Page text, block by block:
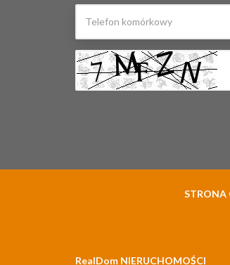
STRONA
RealDom NIERUCHOMOŚCI